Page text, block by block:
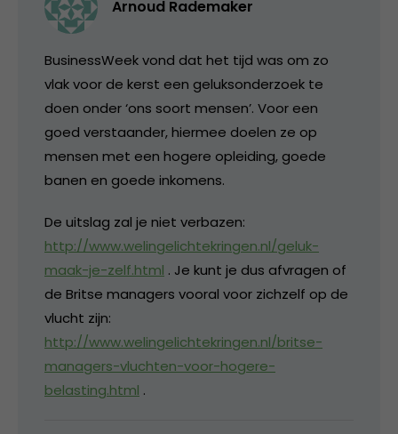
Arnoud Rademaker
BusinessWeek vond dat het tijd was om zo
vlak voor de kerst een geluksonderzoek te
doen onder ‘ons soort mensen’. Voor een
goed verstaander, hiermee doelen ze op
mensen met een hogere opleiding, goede
banen en goede inkomens.
De uitslag zal je niet verbazen:
http://www.welingelichtekringen.nl/geluk-
maak-je-zelf.html . Je kunt je dus afvragen of
de Britse managers vooral voor zichzelf op de
vlucht zijn:
http://www.welingelichtekringen.nl/britse-
managers-vluchten-voor-hogere-
belasting.html .